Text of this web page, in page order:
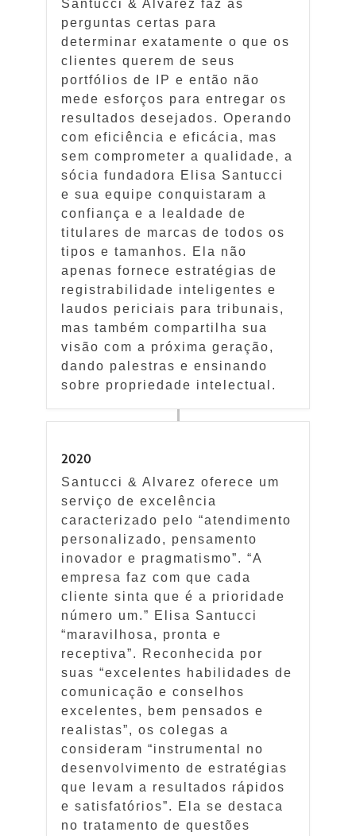
Santucci & Alvarez faz as
perguntas certas para
determinar exatamente o que os
clientes querem de seus
portfólios de IP e então não
mede esforços para entregar os
resultados desejados. Operando
com eficiência e eficácia, mas
sem comprometer a qualidade, a
sócia fundadora Elisa Santucci
e sua equipe conquistaram a
confiança e a lealdade de
titulares de marcas de todos os
tipos e tamanhos. Ela não
apenas fornece estratégias de
registrabilidade inteligentes e
laudos periciais para tribunais,
mas também compartilha sua
visão com a próxima geração,
dando palestras e ensinando
sobre propriedade intelectual.
2020
Santucci & Alvarez oferece um
serviço de excelência
caracterizado pelo “atendimento
personalizado, pensamento
inovador e pragmatismo”. “A
empresa faz com que cada
cliente sinta que é a prioridade
número um.” Elisa Santucci
“maravilhosa, pronta e
receptiva”. Reconhecida por
suas “excelentes habilidades de
comunicação e conselhos
excelentes, bem pensados e
realistas”, os colegas a
consideram “instrumental no
desenvolvimento de estratégias
que levam a resultados rápidos
e satisfatórios”. Ela se destaca
no tratamento de questões